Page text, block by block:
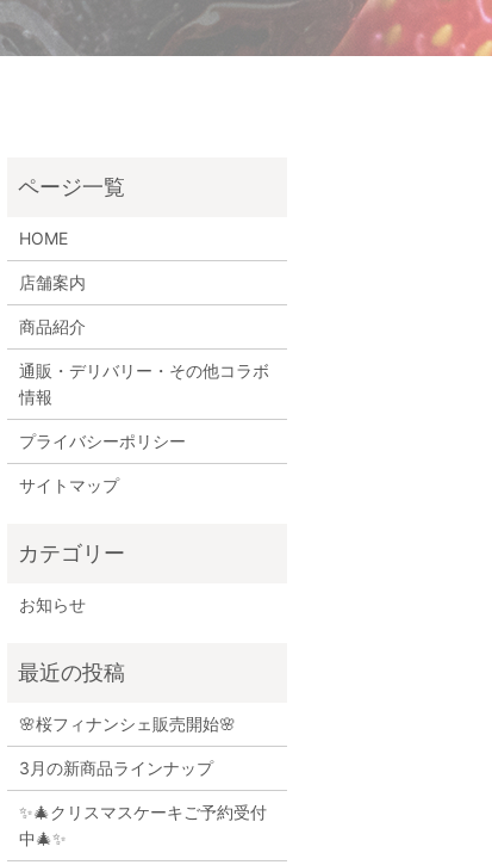
HOME
店舗案内
商品紹介
通販・デリバリー・その他コラボ
情報
プライバシーポリシー
サイトマップ
お知らせ
🌸桜フィナンシェ販売開始🌸
3月の新商品ラインナップ
✨🎄クリスマスケーキご予約受付
中🎄✨